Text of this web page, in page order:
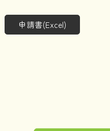
申請書(Excel)